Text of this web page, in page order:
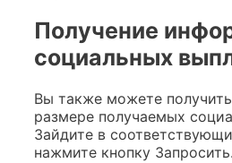
Получение
социальных
Вы также можете
размере получаемых
Зайдите в
нажмите кнопку Запросить.